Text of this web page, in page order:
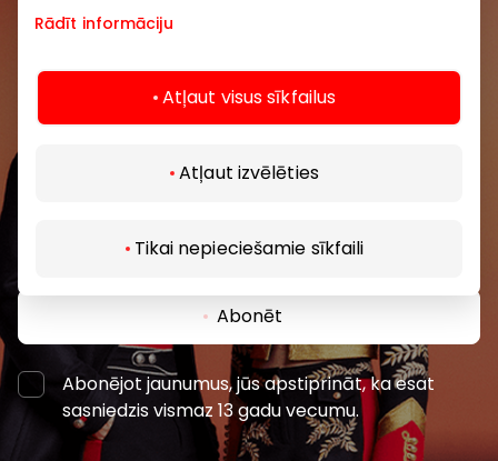
Rādīt informāciju
Atļaut visus sīkfailus
Atļaut izvēlēties
Tikai nepieciešamie sīkfaili
Pievienojieties mūsu kopienai
Uzzini pirmais par labākajiem piedāvājumiem,
pasākumiem un jaunāko informāciju iepirkšanās un
izklaides centros “AKROPOLE Alfa” un “AKROPOLE
Abonēt
Abonējot jaunumus, jūs apstiprināt, ka esat
sasniedzis vismaz 13 gadu vecumu.